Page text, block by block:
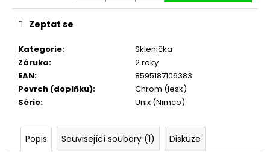
Kategorie:
Sklenička
Záruka:
2 roky
EAN:
8595187106383
Povrch (doplňku):
Chrom (lesk)
Série: Unix (Nimco)
Zeptat se
Popis Související soubory (1) Diskuze